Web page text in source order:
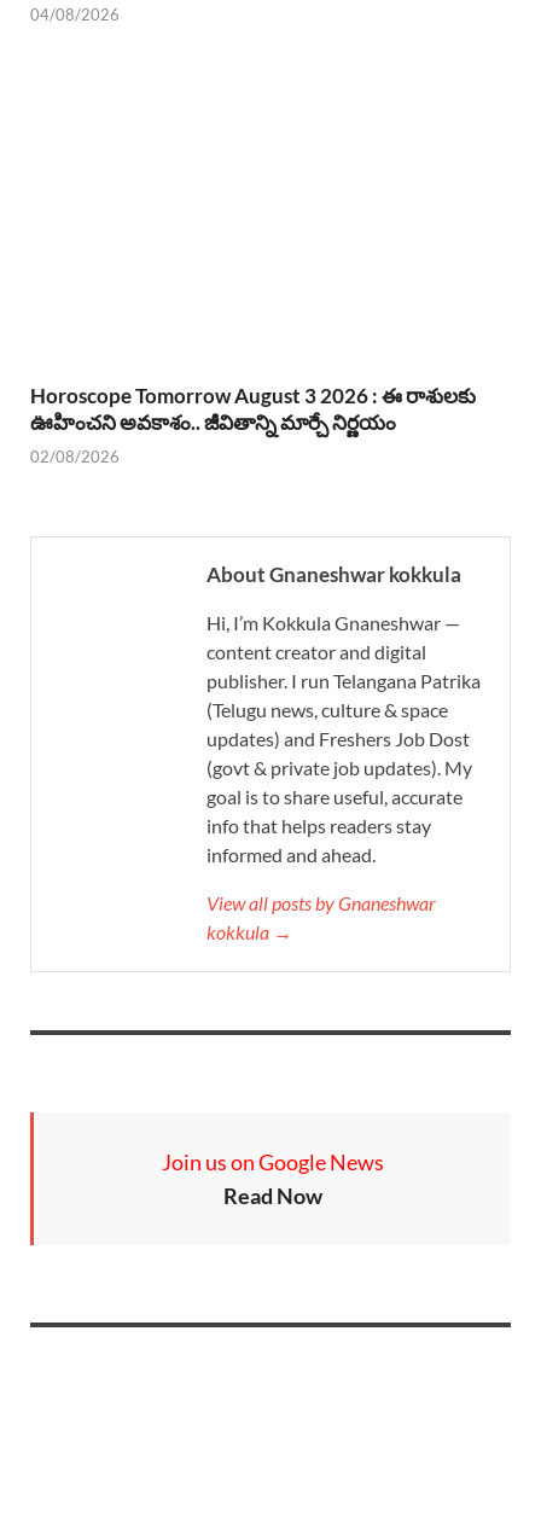
04/08/2026
Horoscope Tomorrow August 3 2026 : ఈ రాశులకు
ఊహించని అవకాశం.. జీవితాన్ని మార్చే నిర్ణయం
02/08/2026
About Gnaneshwar kokkula
Hi, I’m Kokkula Gnaneshwar —
content creator and digital
publisher. I run Telangana Patrika
(Telugu news, culture & space
updates) and Freshers Job Dost
(govt & private job updates). My
goal is to share useful, accurate
info that helps readers stay
informed and ahead.
View all posts by Gnaneshwar
kokkula →
Join us on Google News
Read Now